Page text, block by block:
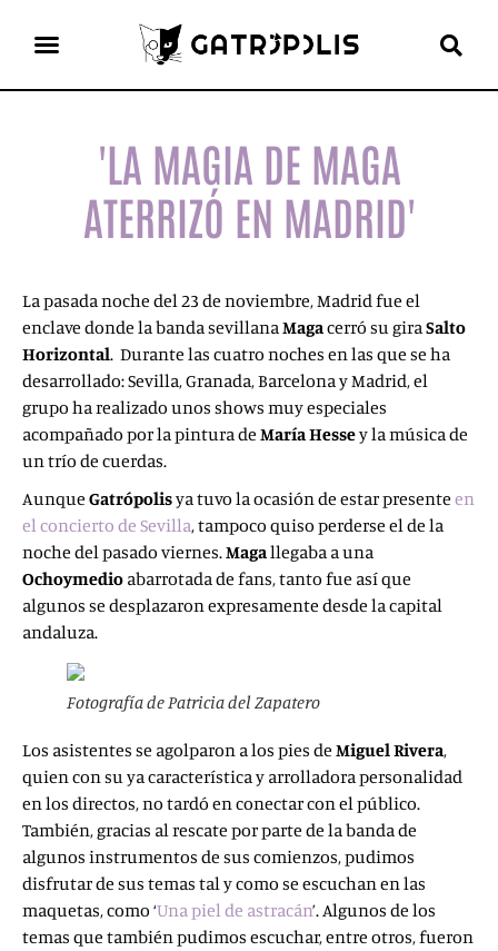
'LA MAGIA DE MAGA
ATERRIZÓ EN MADRID'
La pasada noche del 23 de noviembre, Madrid fue el
enclave donde la banda sevillanaMagacerró su giraSalto
Horizontal. Durante las cuatro noches en las que se ha
desarrollado: Sevilla, Granada, Barcelona y Madrid, el
grupo ha realizado unos shows muy especiales
acompañado por la pintura de María Hessey la música de
un trío de cuerdas.
Aunque Gatrópolisya tuvo la ocasión de estar presente en
el concierto de Sevilla, tampoco quiso perderse el de la
noche del pasado viernes.Magallegaba a una
Ochoymedio abarrotada de fans, tanto fue así que
algunos se desplazaron expresamente desde la capital
andaluza.
Fotografía de Patricia del Zapatero
Los asistentes se agolparon a los pies de Miguel Rivera,
quien con su ya característica y arrolladora personalidad
en los directos, no tardó en conectar con el público.
También, gracias al rescate por parte de la banda de
algunos instrumentos de sus comienzos, pudimos
disfrutar de sus temas tal y como se escuchan en las
maquetas, como ‘Una piel de astracán’. Algunos de los
temas que también pudimos escuchar, entre otros, fueron